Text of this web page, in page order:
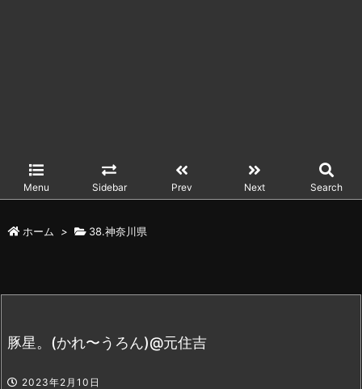
Menu Sidebar Prev Next Search
ホーム > 38.神奈川県
豚星。(かれ〜うろん)@元住吉
2023年2月10日